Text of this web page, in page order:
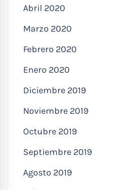
Abril 2020
Marzo 2020
Febrero 2020
Enero 2020
Diciembre 2019
Noviembre 2019
Octubre 2019
Septiembre 2019
Agosto 2019